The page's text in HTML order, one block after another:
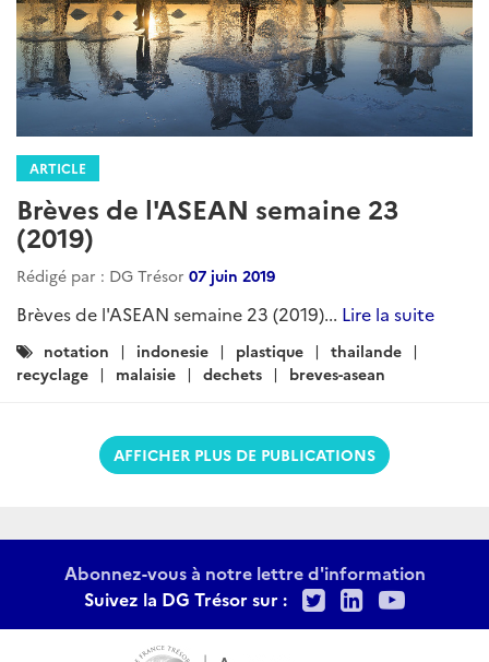
ARTICLE
Brèves de l'ASEAN semaine 23
(2019)
Rédigé par : DG Trésor 07 juin 2019
Brèves de l'ASEAN semaine 23 (2019)... Lire la suite
Catégories
:
notation indonesie plastique
thailande
recyclage
malaisie dechets breves-asean
AFFICHER PLUS DE PUBLICATIONS
Abonnez-vous à notre lettre d'information
Suivez la DG Trésor sur :
TwitterLinkedIn